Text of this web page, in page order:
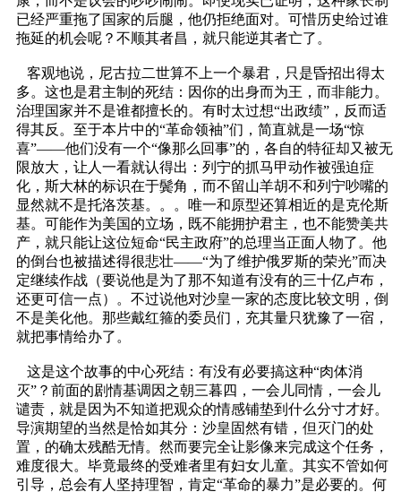
已经严重拖了国家的后腿，他仍拒绝面对。可惜历史给过谁
拖延的机会呢？不顺其者昌，就只能逆其者亡了。
客观地说，尼古拉二世算不上一个暴君，只是昏招出得太
多。这也是君主制的死结：因你的出身而为王，而非能力。
治理国家并不是谁都擅长的。有时太过想“出政绩”，反而适
得其反。至于本片中的“革命领袖”们，简直就是一场“惊
喜”——他们没有一个“像那么回事”的，各自的特征却又被无
限放大，让人一看就认得出：列宁的抓马甲动作被强迫症
化，斯大林的标识在于鬓角，而不留山羊胡不和列宁吵嘴的
显然就不是托洛茨基。。。唯一和原型还算相近的是克伦斯
基。可能作为美国的立场，既不能拥护君主，也不能赞美共
产，就只能让这位短命“民主政府”的总理当正面人物了。他
的倒台也被描述得很悲壮——“为了维护俄罗斯的荣光”而决
定继续作战（要说他是为了那不知道有没有的三十亿卢布，
还更可信一点）。不过说他对沙皇一家的态度比较文明，倒
不是美化他。那些戴红箍的委员们，充其量只犹豫了一宿，
就把事情给办了。
这是这个故事的中心死结：有没有必要搞这种“肉体消
灭”？前面的剧情基调因之朝三暮四，一会儿同情，一会儿
谴责，就是因为不知道把观众的情感铺垫到什么分寸才好。
导演期望的当然是恰如其分：沙皇固然有错，但灭门的处
置，的确太残酷无情。然而要完全让影像来完成这个任务，
难度很大。毕竟最终的受难者里有妇女儿童。其实不管如何
引导，总会有人坚持理智，肯定“革命的暴力”是必要的。何